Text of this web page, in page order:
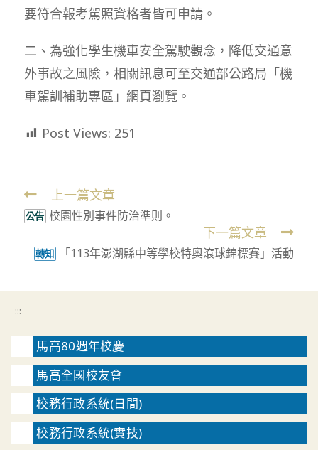
要符合報考駕照資格者皆可申請。
二、為強化學生機車安全駕駛觀念，降低交通意
外事故之風險，相關訊息可至交通部公路局「機
車駕訓補助專區」網頁瀏覽。
Post Views: 251
Read
more
上一篇文章
公告 校園性別事件防治準則。
下一篇文章
轉知 「113年澎湖縣中等學校特奧滾球錦標賽」活動
:::
馬高80週年校慶
馬高全國校友會
校務行政系統(日間)
校務行政系統(實技)